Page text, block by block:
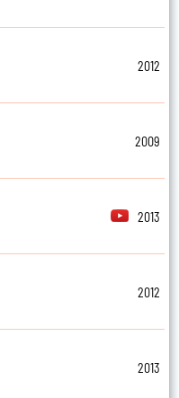
2012
2009
2013
2012
2013